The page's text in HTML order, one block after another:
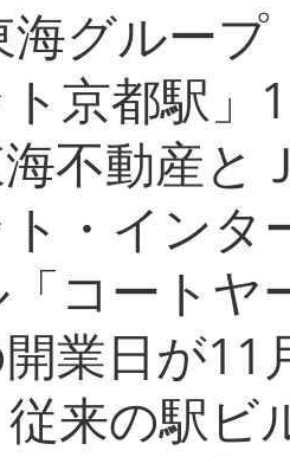
海グルー
京都駅」
不動産と
・インタ
コートヤ
業日が11
来の駅ビ